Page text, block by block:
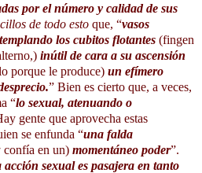
por el número y calidad de sus
de todo esto que, “vasos
los cubitos flotantes (fingen
inútil de cara a su ascensión
porque le produce) un efímero
” Bien es cierto que, a veces,
“lo sexual, atenuando o
gente que aprovecha estas
se enfunda “una falda
confía en un) momentáneo poder”.
acción sexual es pasajera en tanto